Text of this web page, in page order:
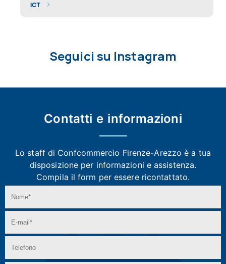
ICT
Seguici su Instagram
Contatti e informazioni
Lo staff di Confcommercio Firenze-Arezzoè a tua
disposizione per informazioni e assistenza.
Compila il form per essere ricontattato.